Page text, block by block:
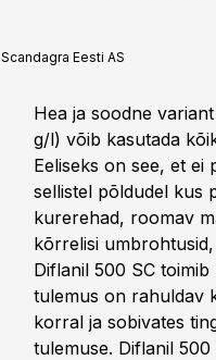
Scandagra Eesti AS
Hea ja soodne
g/l) võib kasutada
Eeliseks on see, et
sellistel põldudel kus
kurerehad, roomav
kõrrelisi
Diflanil 500 SC
tulemus on rahuldav
korral ja sobivates
tulemuse. Diflanil